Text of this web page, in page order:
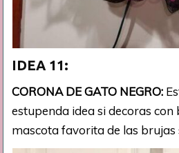
IDEA 11:
CORONA DE GATO NEGRO:
estupenda idea si decoras con
mascota favorita de las brujas